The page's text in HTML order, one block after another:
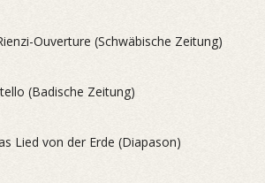
Ouverture (Schwäbische Zeitung)
(Badische Zeitung)
Lied von der Erde (Diapason)